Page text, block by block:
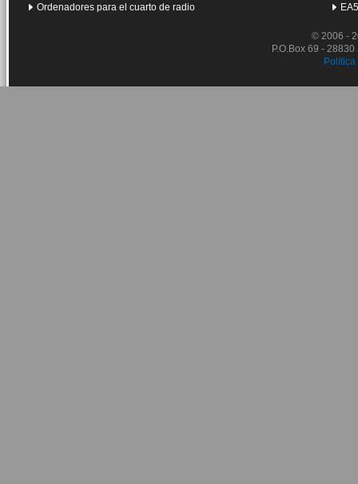
Ordenadores para el cuarto de radio
© 2006 -
P.O.Box 69 -